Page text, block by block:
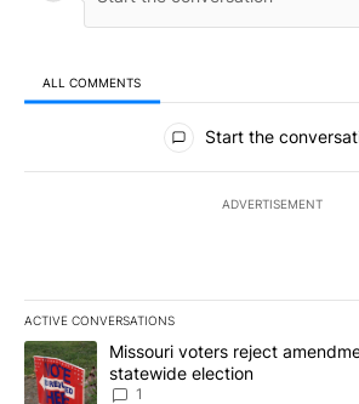
ALL COMMENTS
All Comments
Start the
ADVERTISEMENT
ACTIVE CONVERSATIONS
The following is a list of the most
A trending article titled "Missouri voters
Missouri voters reject
statewide election
1